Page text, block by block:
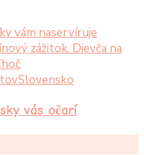
Slovensko
vás očarí